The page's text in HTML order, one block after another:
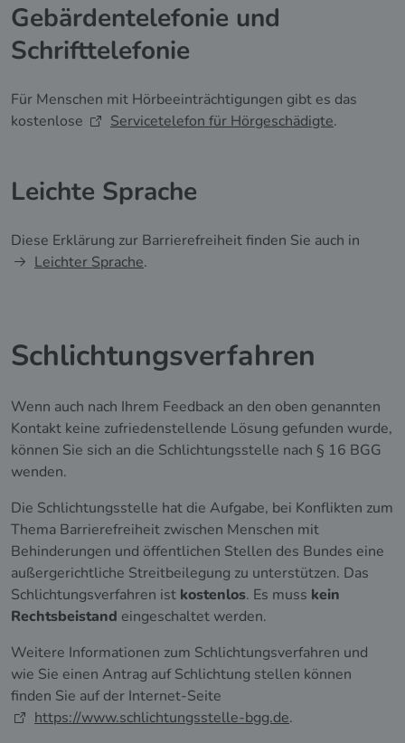
Gebärdentelefonie und
Schrifttelefonie
Für Menschen mit Hörbeeinträchtigungen gibt es das
kostenlose
Servicetelefon für Hörgeschädigte.
Leichte Sprache
Diese Erklärung zur Barrierefreiheit finden Sie auch in
Leichter Sprache.
Schlichtungsverfahren
Wenn auch nach Ihrem Feedback an den oben genannten
Kontakt keine zufriedenstellende Lösung gefunden wurde,
können Sie sich an die Schlichtungsstelle nach § 16 BGG
wenden.
Die Schlichtungsstelle hat die Aufgabe, bei Konflikten zum
Thema Barrierefreiheit zwischen Menschen mit
Behinderungen und öffentlichen Stellen des Bundes eine
außergerichtliche Streitbeilegung zu unterstützen. Das
Schlichtungsverfahren ist kostenlos. Es muss kein
Rechtsbeistand eingeschaltet werden.
Weitere Informationen zum Schlichtungsverfahren und
wie Sie einen Antrag auf Schlichtung stellen können
finden Sie auf der Internet-Seite
https://www.schlichtungsstelle-bgg.de.